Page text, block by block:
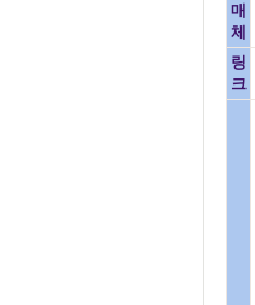
매
체
링
크